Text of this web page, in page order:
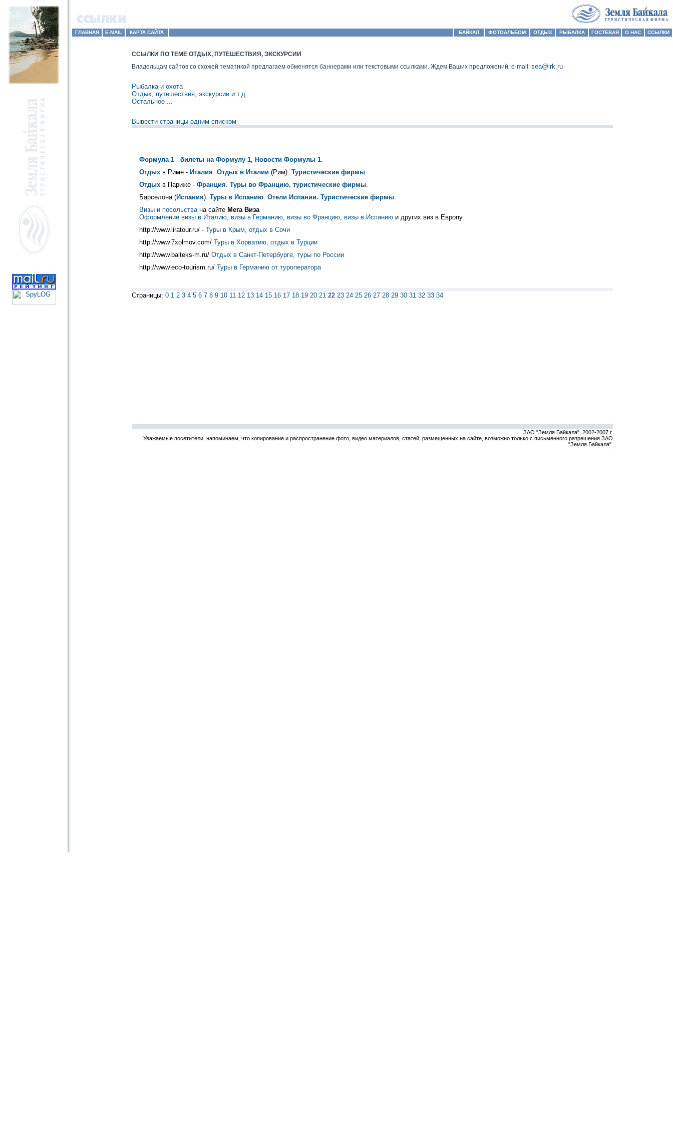
ГЛАВНАЯ E-MAIL КАРТА САЙТА БАЙКАЛ ФОТОАЛЬБОМ ОТДЫХ РЫБАЛКА ГОСТЕВАЯ О НАС ССЫЛКИ
ССЫЛКИ ПО ТЕМЕ ОТДЫХ, ПУТЕШЕСТВИЯ, ЭКСКУРСИИ
Владельцам сайтов со схожей тематикой предлагаем обменятся баннерами или текстовыми ссылками. Ждем Ваших предложений: e-mail: sea@irk.ru
Рыбалка и охота
Отдых, путешествия, экскурсии и т.д.
Остальное ...
Вывести страницы одним списком
Формула 1- билеты на Формулу 1, Новости Формулы 1.
Отдыхв Риме - Италия. Отдых в Италии(Рим). Туристические фирмы.
Отдыхв Париже - Франция. Туры во Францию, туристические фирмы.
Барселона (Испания). Туры в Испанию. Отели Испании. Туристические фирмы.
Визы и посольствана сайте Мега Виза
Оформление визы в Италию, визы в Германию, визы во Францию, визы в Испаниюи других виз в Европу.
http://www.liratour.ru/ - Туры в Крым, отдых в Сочи
http://www.7xolmov.com/ Туры в Хорватию, отдых в Турции
http://www.balteks-m.ru/ Отдых в Санкт-Петербурге, туры по России
http://www.eco-tourism.ru/ Туры в Германию от туроператора
Страницы: 0 1 2 3 4 5 6 7 8 9 10 11 12 13 14 15 16 17 18 19 20 21 22 23 24 25 26 27 28 29 30 31 32 33 34
ЗАО "Земля Байкала", 2002-2007 г.
Уважаемые посетители, напоминаем, что копирование и распространение фото, видео материалов, статей, размещенных на сайте, возможно только с письменного разрешения ЗАО
"Земля Байкала".